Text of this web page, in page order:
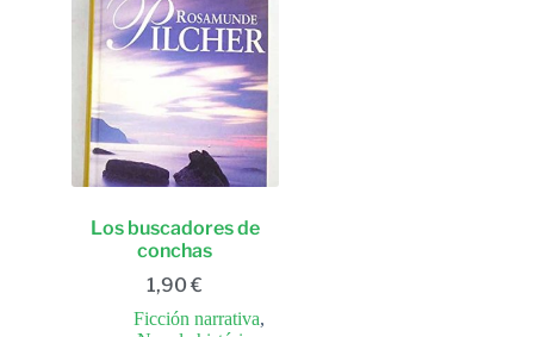
Los buscadores de
conchas
1,90€
Ficción narrativa,